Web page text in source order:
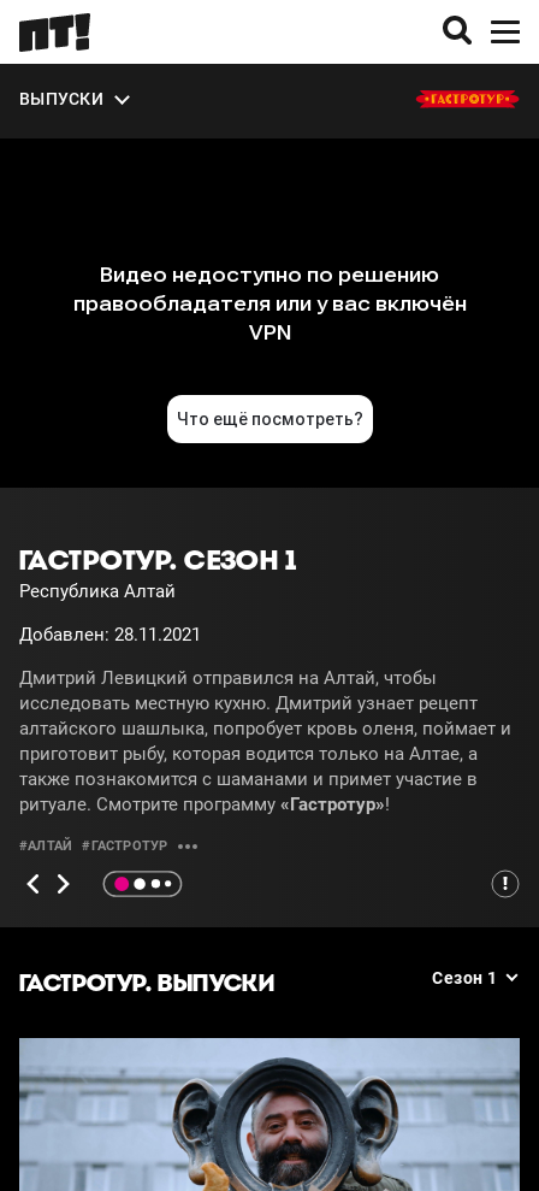
ВЫПУСКИ
О СЕЗОНЕ
ГАСТРОТУР. СЕЗОН 1
Республика Алтай
Добавлен: 28.11.2021
Дмитрий Левицкий отправился на Алтай, чтобы
исследовать местную кухню. Дмитрий узнает рецепт
алтайского шашлыка, попробует кровь оленя, поймает и
приготовит рыбу, которая водится только на Алтае, а
также познакомится с шаманами и примет участие в
ритуале. Смотрите программу «Гастротур»!
#АЛТАЙ #ГАСТРОТУР
ГАСТРОТУР. ВЫПУСКИ Сезон 1